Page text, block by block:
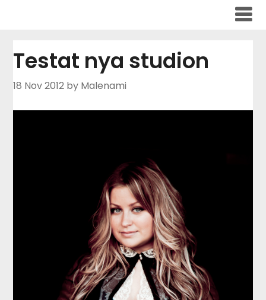
Testat nya studion
18 Nov 2012 by Malenami